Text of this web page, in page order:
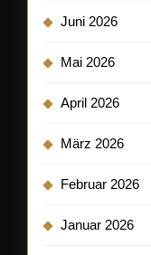
Juni 2026
Mai 2026
April 2026
März 2026
Februar 2026
Januar 2026